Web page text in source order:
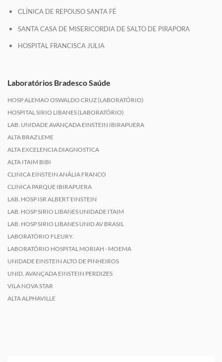
CLÍNICA DE REPOUSO SANTA FÉ
SANTA CASA DE MISERICORDIA DE SALTO DE PIRAPORA
HOSPITAL FRANCISCA JULIA
Laboratórios Bradesco Saúde
HOSP ALEMAO OSWALDO CRUZ (LABORATÓRIO)
HOSPITAL SIRIO LIBANES (LABORATÓRIO)
LAB. UNIDADE AVANÇADA EINSTEIN IBIRAPUERA
ALTA BRAZ LEME
ALTA EXCELENCIA DIAGNOSTICA
ALTA ITAIM BIBI
CLINICA EINSTEIN ANÁLIA FRANCO
CLINICA PARQUE IBIRAPUERA
LAB. HOSP ISR ALBERT EINSTEIN
LAB. HOSP SIRIO LIBANES UNIDADE ITAIM
LAB. HOSP SIRIO LIBANES UNID AV BRASIL
LABORATÓRIO FLEURY.
LABORATÓRIO HOSPITAL MORIAH - MOEMA
UNIDADE EINSTEIN ALTO DE PINHEIROS
UNID. AVANÇADA EINSTEIN PERDIZES
VILA NOVA STAR
ALTA ALPHAVILLE